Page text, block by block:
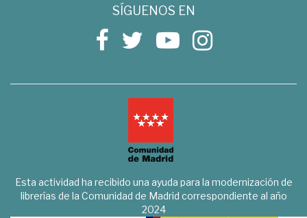
SÍGUENOS EN
Esta actividad ha recibido una ayuda para la modernización de
librerías de la Comunidad de Madrid correspondiente al año
2024